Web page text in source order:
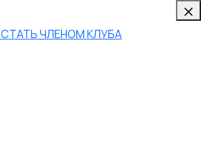
СТАТЬ ЧЛЕНОМ КЛУБА